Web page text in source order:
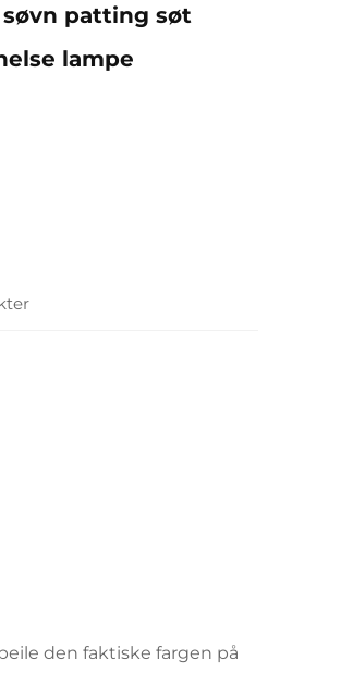
patting søt
lampe
den faktiske fargen på